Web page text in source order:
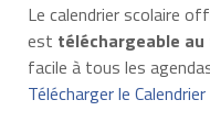
Le calendrier scolaire
est téléchargeable
facile à tous les
Télécharger le